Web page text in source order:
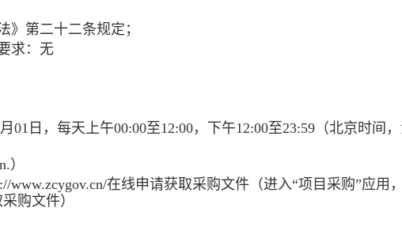
》第二十二条规定；
求： 无
01日 ，每天上午00:00至12:00，下午12:00至23:59 （北京时间
）
www.zcygov.cn/在线申请获取采购文件（进入“项目采购”应用
购文件）